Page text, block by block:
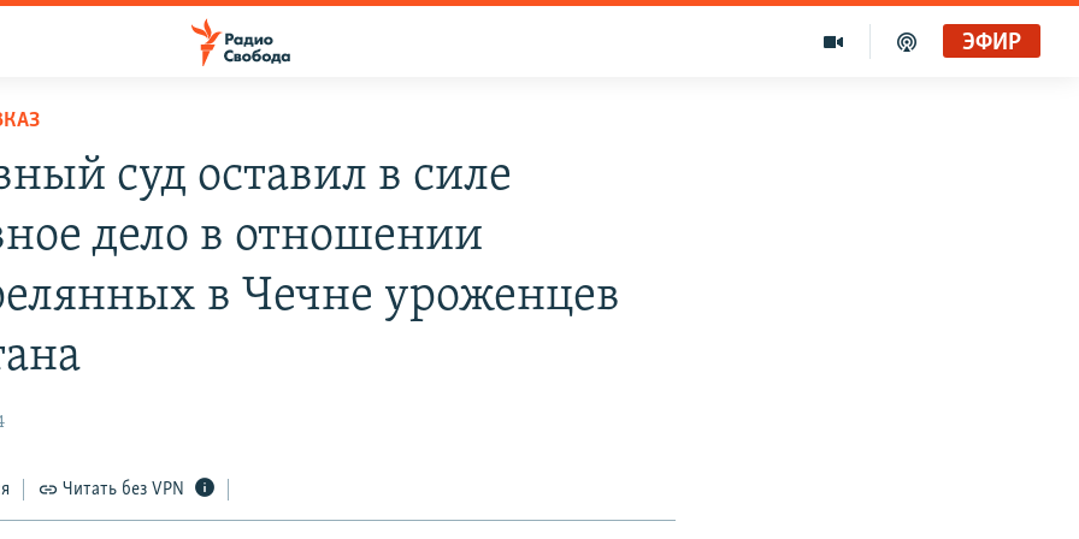
ЭФИР
суд оставил в силе
дело в отношении
в Чечне уроженцев
Читать без VPN